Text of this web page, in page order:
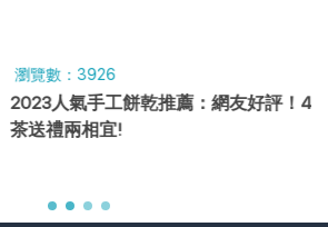
薦：網友好評！4款獨特口味，下午